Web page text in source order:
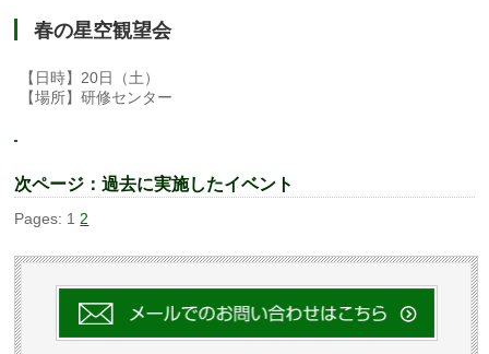
春の星空観望会
【日時】20日（土）
【場所】研修センター
次ページ：過去に実施したイベント
Pages: 1 2